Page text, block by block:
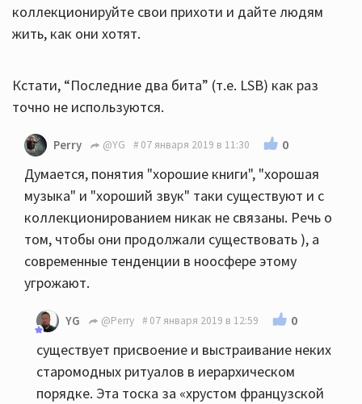
коллекционируйте свои прихоти и дайте людям
жить, как они хотят.
Кстати, “Последние два бита” (т.е. LSB) как раз
точно не используются.
Perry @YG 07 января 2019 в 11:30 0
Думается, понятия "хорошие книги", "хорошая
музыка" и "хороший звук" таки существуют и с
коллекционированием никак не связаны. Речь о
том, чтобы они продолжали существовать ), а
современные тенденции в ноосфере этому
угрожают.
YG @Perry 07 января 2019 в 12:59 0
существует присвоение и выстраивание неких
старомодных ритуалов в иерархическом
порядке. Эта тоска за «хрустом французской